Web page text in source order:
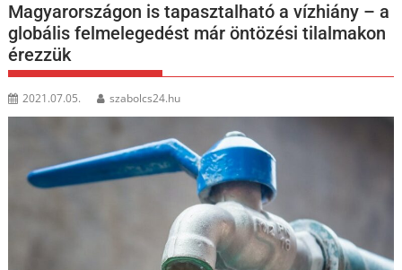
Magyarországon is tapasztalható a vízhiány – a
globális felmelegedést már öntözési tilalmakon
érezzük
2021.07.05. szabolcs24.hu